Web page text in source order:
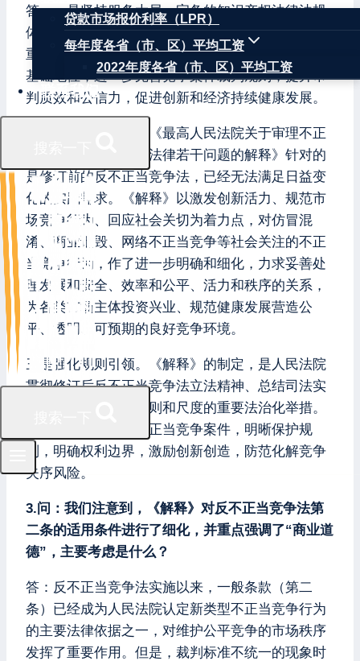
贷款市场报价利率（LPR）
每年度各省（市、区）平均工资
2022年度各省（市、区）平均工资
联系我们
答：一是坚持服务大局。完备的知识产权法律法规
体系，高效的执法司法体系是强化知识产权保护的
重要保障。《解释》的制定，旨在强化竞争政策的
基础地位，进一步完善竞争案件裁判规则，提升审
判质效和公信力，促进创新和经济持续健康发展。
二是回应社会关切。《最高人民法院关于审理不正
当竞争民事案件应用法律若干问题的解释》针对的
是修订前的反不正当竞争法，已经无法满足日益变
化的实践需求。《解释》以激发创新活力、规范市
场竞争行为、回应社会关切为着力点，对仿冒混
淆、商业诋毁、网络不正当竞争等社会关注的不正
当竞争行为，作了进一步明确和细化，力求妥善处
理发展和安全、效率和公平、活力和秩序的关系，
为各类市场主体投资兴业、规范健康发展营造公
平、透明、可预期的良好竞争环境。
三是强化规则引领。《解释》的制定，是人民法院
贯彻修订后反不正当竞争法立法精神、总结司法实
践经验、统一裁判规则和尺度的重要法治化举措。
通过公正审理各类不正当竞争案件，明晰保护规
则，明确权利边界，激励创新创造，防范化解竞争
失序风险。
3.问：我们注意到，《解释》对反不正当竞争法第
二条的适用条件进行了细化，并重点强调了“商业道
德”，主要考虑是什么？
答：反不正当竞争法实施以来，一般条款（第二
条）已经成为人民法院认定新类型不正当竞争行为
的主要法律依据之一，对维护公平竞争的市场秩序
发挥了重要作用。但是，裁判标准不统一的现象时